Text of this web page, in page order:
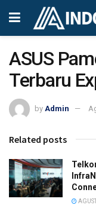
ASUS
Terbaru
by Admin
Related posts